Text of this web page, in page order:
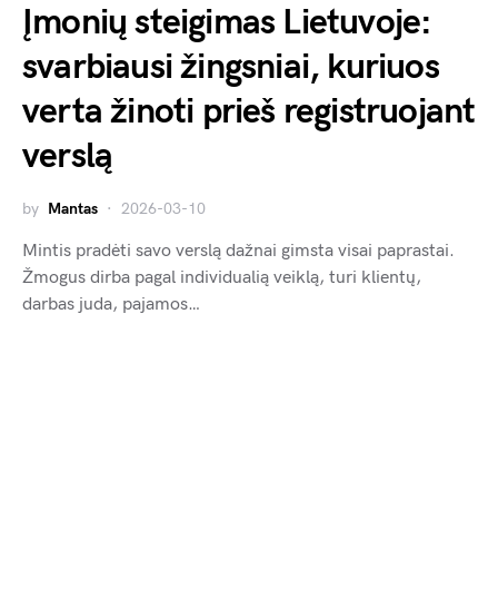
Įmonių steigimas Lietuvoje:
svarbiausi žingsniai, kuriuos
verta žinoti prieš registruojant
verslą
by Mantas 2026-03-10
Mintis pradėti savo verslą dažnai gimsta visai paprastai.
Žmogus dirba pagal individualią veiklą, turi klientų,
darbas juda, pajamos…